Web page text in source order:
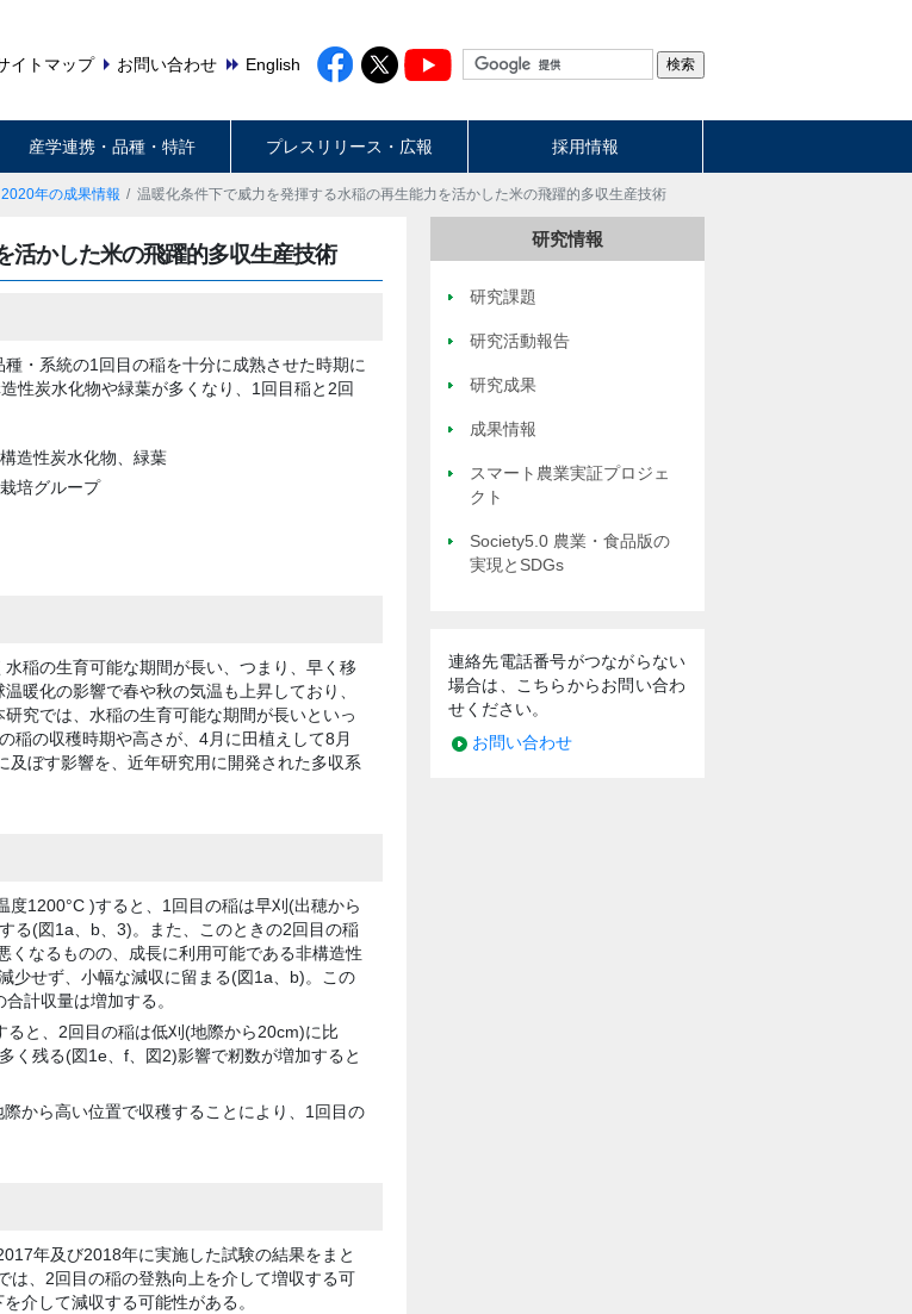
イトマップ お問い合わせ English
産学連携・品種・特許 プレスリリース・広報 採用情報
年の成果情報 温暖化条件下で威力を発揮する水稲の再生能力を活かした米の飛躍的多収生産技術
活かした米の飛躍的多収生産技術
・系統の1回目の稲を十分に成熟させた時期に
性炭水化物や緑葉が多くなり、1回目稲と2回
造性炭水化物、緑葉
培グループ
稲の生育可能な期間が長い、つまり、早く移
暖化の影響で春や秋の気温も上昇しており、
究では、水稲の生育可能な期間が長いといっ
稲の収穫時期や高さが、4月に田植えして8月
ぼす影響を、近年研究用に開発された多収系
度1200°C )すると、1回目の稲は早刈(出穂から
る(図1a、b、3)。また、このときの2回目の稲
くなるものの、成長に利用可能である非構造性
少せず、小幅な減収に留まる(図1a、b)。この
計収量は増加する。
と、2回目の稲は低刈(地際から20cm)に比
く残る(図1e、f、図2)影響で籾数が増加すると
から高い位置で収穫することにより、1回目の
年及び2018年に実施した試験の結果をまと
は、2回目の稲の登熟向上を介して増収する可
介して減収する可能性がある。
研究情報
研究課題
研究活動報告
研究成果
成果情報
スマート農業実証プロジェ
クト
Society5.0 農業・食品版の
実現とSDGs
連絡先電話番号がつながらない
場合は、こちらからお問い合わ
せください。
お問い合わせ